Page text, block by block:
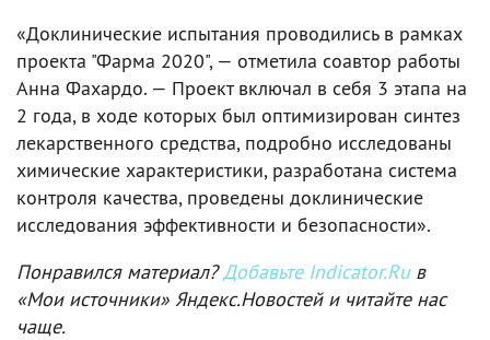
«Доклинические испытания проводились в рамках
проекта "Фарма 2020", — отметила соавтор работы
Анна Фахардо. — Проект включал в себя 3 этапа на
2 года, в ходе которых был оптимизирован синтез
лекарственного средства, подробно исследованы
химические характеристики, разработана система
контроля качества, проведены доклинические
исследования эффективности и безопасности».
Понравился материал?Добавьте Indicator.Ruв
«Мои источники» Яндекс.Новостей и читайте нас
чаще.